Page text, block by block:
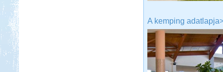
A kemping